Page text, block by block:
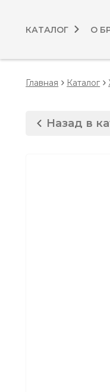
КАТАЛОГ О
Главная Каталог
Назад в